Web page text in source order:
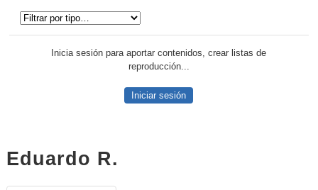
Inicia sesión para aportar contenidos, crear listas de
reproducción...
Iniciar sesión
Eduardo R.